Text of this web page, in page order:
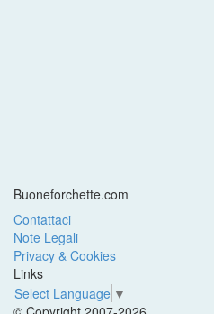
Buoneforchette.com
Contattaci
Note Legali
Privacy & Cookies
Links
Select Language ▼